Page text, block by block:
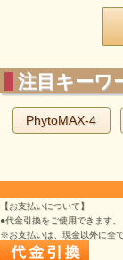
注目キーワ
PhytoMAX-4
【お支払いについて】
●代金引換をご使用できます。
※お支払いは、現金以外に全